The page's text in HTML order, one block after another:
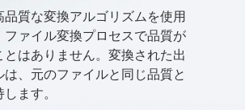
品質な変換アルゴリズムを使用
ファイル変換プロセスで品質が
とはありません。変換された出
は、元のファイルと同じ品質と
ます。